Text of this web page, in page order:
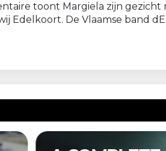
toont Margiela zijn gezicht
Edelkoort. De Vlaamse band